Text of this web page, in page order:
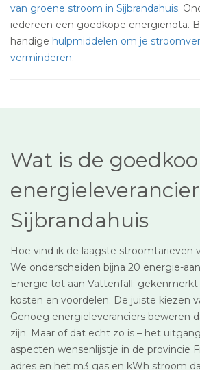
van groene stroom in Sijbrandahuis.
iedereen een goedkope energienota.
handige hulpmiddelen om je
verminderen.
Wat is de
Sijbrandahuis
Hoe vind ik de laagste stroomtarieven
We onderscheiden bijna 20 energie-
Energie tot aan Vattenfall: gekenmerkt
kosten en voordelen. De juiste kiezen
Genoeg energieleveranciers beweren
zijn. Maar of dat echt zo is – het
aspecten wensenlijstje in de provincie
adres en het m3 gas en kWh stroom